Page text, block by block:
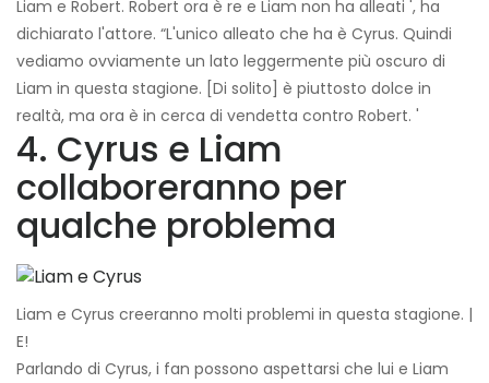
Liam e Robert. Robert ora è re e Liam non ha alleati ', ha
dichiarato l'attore. “L'unico alleato che ha è Cyrus. Quindi
vediamo ovviamente un lato leggermente più oscuro di
Liam in questa stagione. [Di solito] è piuttosto dolce in
realtà, ma ora è in cerca di vendetta contro Robert. '
4. Cyrus e Liam
collaboreranno per
qualche problema
Liam e Cyrus creeranno molti problemi in questa stagione. |
E!
Parlando di Cyrus, i fan possono aspettarsi che lui e Liam